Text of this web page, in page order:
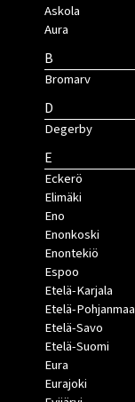
Askola
Aura
B
Bromarv
D
Degerby
E
Eckerö
Elimäki
Eno
Enonkoski
Enontekiö
Espoo
Etelä-Karjala
Etelä-Pohjanmaa
Etelä-Savo
Etelä-Suomi
Eura
Eurajoki